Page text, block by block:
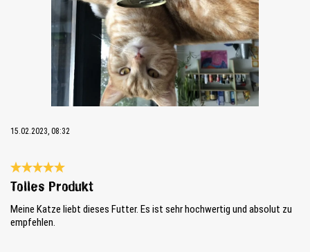
15.02.2023, 08:32
Bewertung mit 5 von 5 Sternen
Tolles Produkt
Meine Katze liebt dieses Futter. Es ist sehr hochwertig und absolut zu
empfehlen.